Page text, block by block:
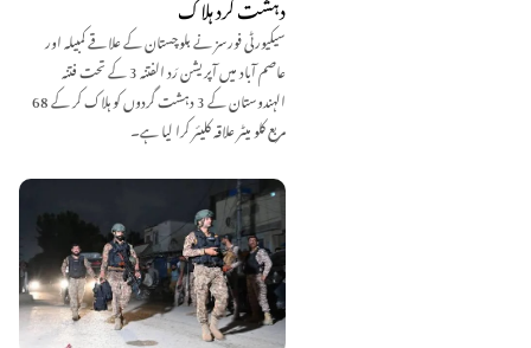
سیکیورٹی فورسز نے بلوچستان کے علاقے کمبیلہ اور
عاصم آباد میں آپریشن رَد الفتنہ 3 کے تحت فتنہ
الہندوستان کے 3 دہشت گردوں کو ہلاک کر کے 68
مربع کلو میٹر علاقہ کلیئر کرا لیا ہے۔